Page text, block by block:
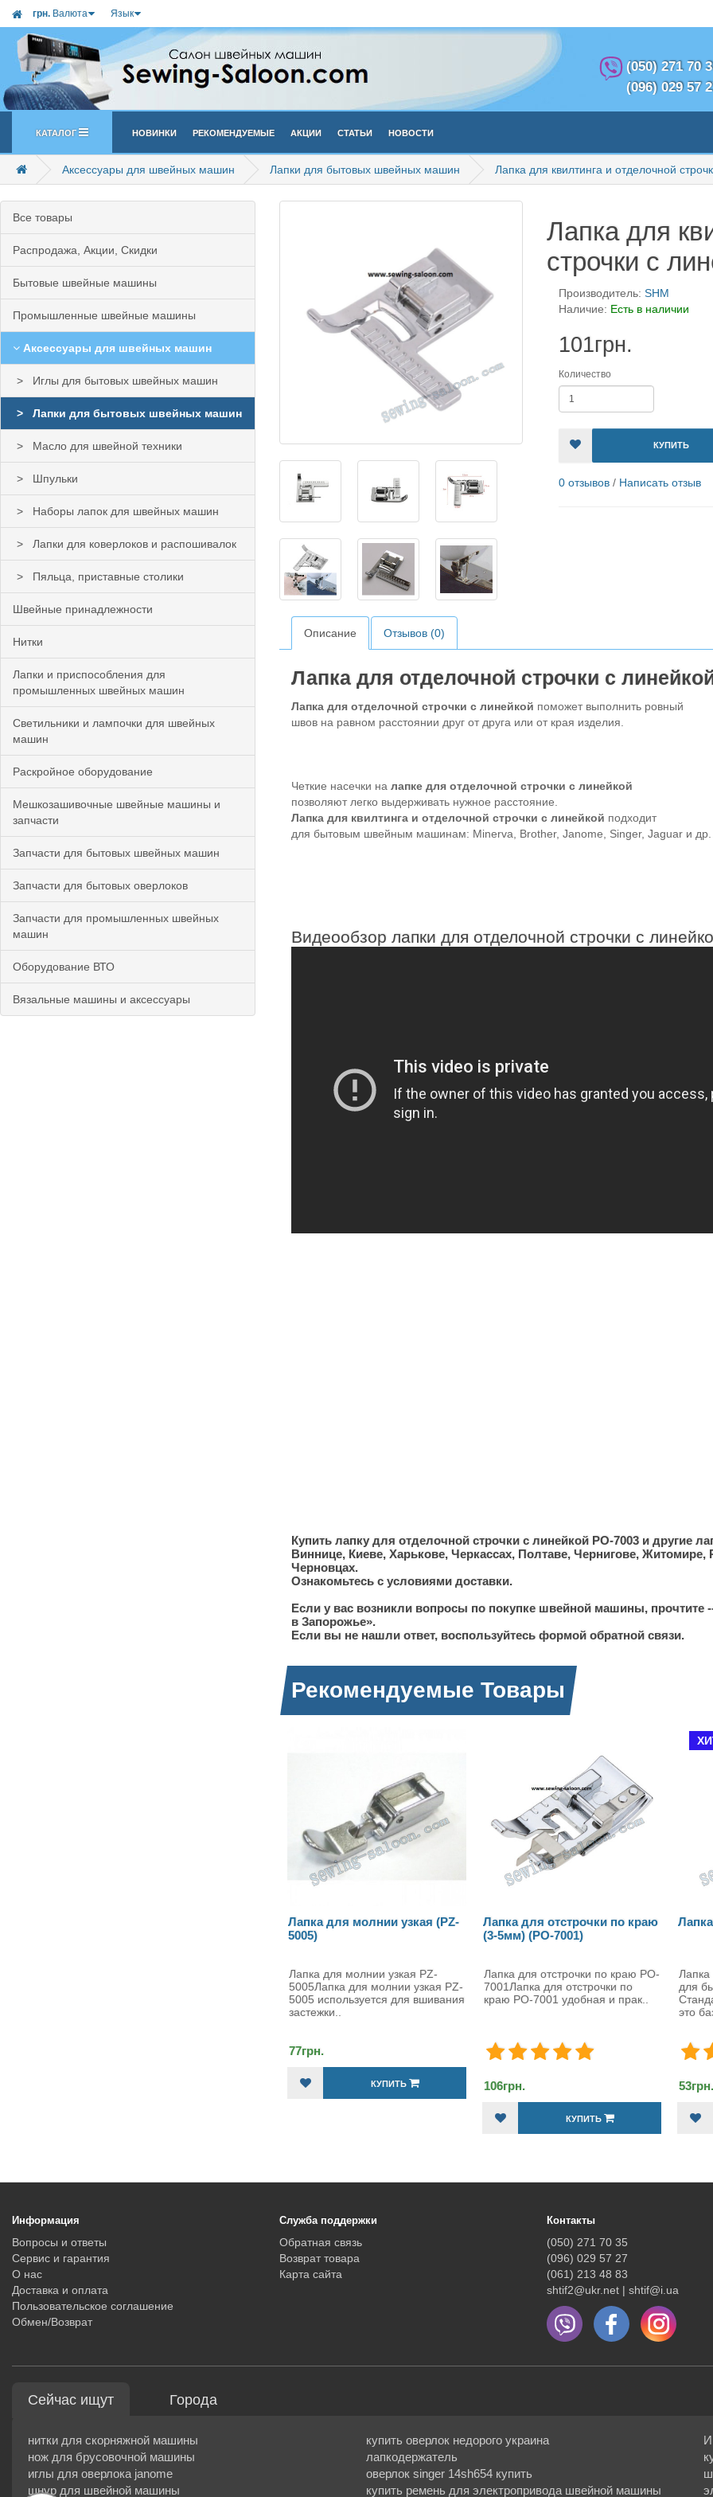
грн. Валюта Язык
(050) 271 70
(096) 029 57
Каталог Новинки Рекомендуемые Акции Статьи Новости
Аксессуары для швейных машин Лапки для бытовых швейных машин Лапка для квилтинга и отделочной
Все товары
Распродажа, Акции, Скидки
Бытовые швейные машины
Промышленные швейные машины
Аксессуары для швейных машин
Иглы для бытовых швейных машин
Лапки для бытовых швейных машин
Масло для швейной техники
Шпульки
Наборы лапок для швейных машин
Лапки для коверлоков и распошивалок
Пяльца, приставные столики
Швейные принадлежности
Нитки
Лапки и приспособления для
промышленных швейных машин
Светильники и лампочки для швейных
машин
Раскройное оборудование
Мешкозашивочные швейные машины и
запчасти
Запчасти для бытовых швейных машин
Запчасти для бытовых оверлоков
Запчасти для промышленных швейных
машин
Оборудование ВТО
Вязальные машины и аксессуары
Лапка для
строчки с
Производитель: SHM
Наличие: Есть в наличии
101грн.
Количество
КУПИТЬ
0 отзывов / Написать отзыв
Описание Отзывов (0)
Лапка для отделочной строчки с
Лапка для отделочной строчки с линейкой поможет выполнить ровный
швов на равном расстоянии друг от друга или от края изделия.
Четкие насечки на лапке для отделочной строчки с линейкой
позволяют легко выдерживать нужное расстояние.
Лапка для квилтинга и отделочной строчки с линейкой подходит
для бытовым швейным машинам: Minerva, Brother, Janome, Singer, Jaguar и др.
Видеообзор лапки для отделочной строчки с
Купить лапку для отделочной строчки с линейкой PO-7003 и другие
Виннице, Киеве, Харькове, Черкассах, Полтаве, Чернигове,
Черновцах.
Ознакомьтесь с условиями доставки.
Если у вас возникли вопросы по покупке швейной машины, прочтите
в Запорожье».
Если вы не нашли ответ, воспользуйтесь формой обратной связи.
Рекомендуемые Товары
Лапка для молнии узкая (PZ-
5005)
Лапка для молнии узкая PZ-
5005Лапка для молнии узкая PZ-
5005 используется для вшивания
застежки..
77грн.
КУПИТЬ
Лапка для отстрочки по краю
(3-5мм) (PO-7001)
Лапка для отстрочки по краю PO-
7001Лапка для отстрочки по
краю PO-7001 удобная и прак..
106грн.
КУПИТЬ
Лапка
для
это
53грн.
Информация
Вопросы и ответы
Сервис и гарантия
О нас
Доставка и оплата
Пользовательское соглашение
Обмен/Возврат
Служба поддержки
Обратная связь
Возврат товара
Карта сайта
Контакты
(050) 271 70 35
(096) 029 57 27
(061) 213 48 83
shtif2@ukr.net | shtif@i.ua
Сейчас ищут Города
нитки для скорняжной машины купить оверлок недорого украина
нож для брусовочной машины
лапкодержатель
иглы для оверлока janome
оверлок singer 14sh654 купить
шнур для швейной машины
купить ремень для электропривода швейной машины